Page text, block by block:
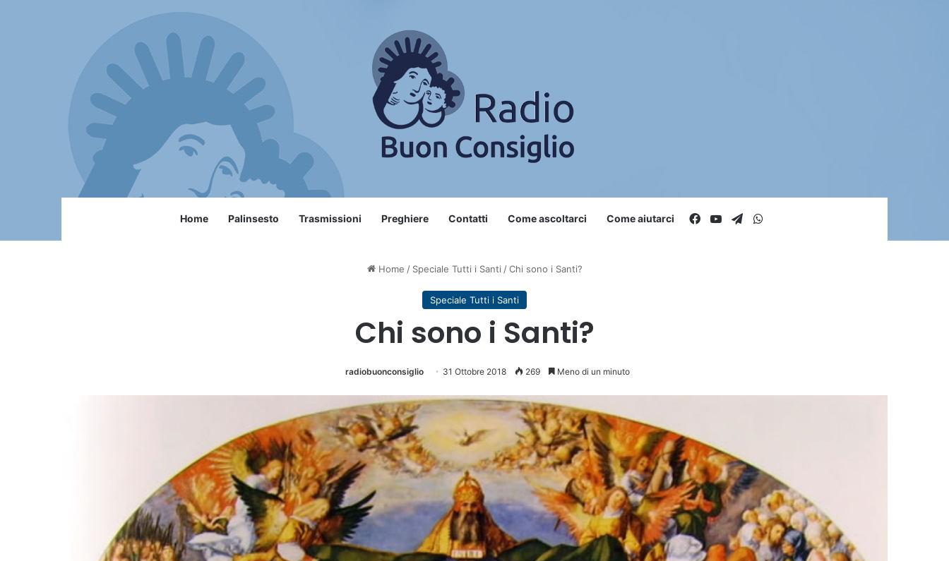
Home Palinsesto Trasmissioni Preghiere Contatti Come ascoltarci Come aiutarci Facebook
You TubeTelegram
Home / Speciale Tutti i Santi / Chi sono i Santi?
Speciale Tutti i Santi
Chi sono i Santi?
radiobuonconsiglio 31 Ottobre 2018 269 Meno di un minuto